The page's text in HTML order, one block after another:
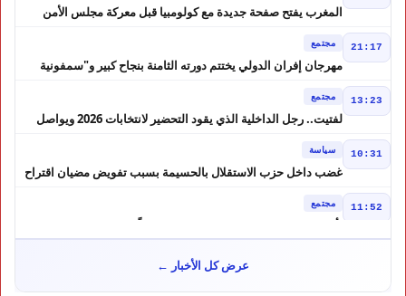
المغرب يفتح صفحة جديدة مع كولومبيا قبل معركة مجلس الأمن
21:17 مجتمع
مهرجان إفران الدولي يختتم دورته الثامنة بنجاح كبير و"سمفونية
13:23 مجتمع
لفتيت.. رجل الداخلية الذي يقود التحضير لانتخابات 2026 ويواصل
10:31 سياسة
غضب داخل حزب الاستقلال بالحسيمة بسبب تفويض مضيان اقتراح
11:52 مجتمع
تأجيل محاكمة "إسكوبار الصحراء" استئنافياً واستدعاء جميع المتهمين
في حالة سراح
شوكي يعيد وعود الأحرار.. والمغاربة يطالبون بحساب وعود 2021
عرض كل الأخبار ←